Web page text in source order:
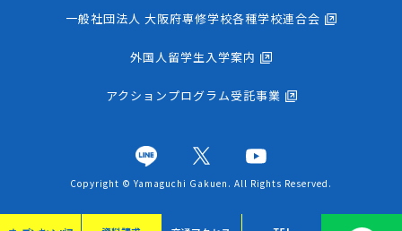
一般社団法人 大阪府専修学校各種学校連合会
外国人留学生入学案内
アクションプログラム受託事業
Copyright © Yamaguchi Gakuen. All Rights Reserved.